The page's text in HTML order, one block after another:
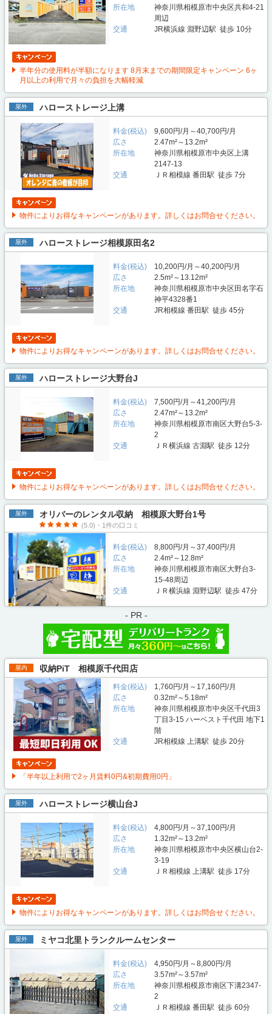
所在地
神奈川県相模原市中央区共和4-21
周辺
交通
JR横浜線 淵野辺駅 徒歩 10分
半年分の使用料が半額になります 8月末までの期間限定キャンペーン 6ヶ
月以上の利用で月々の負担を大幅軽減
屋外 ハローストレージ上溝
料金(税込)
9,600円/月～40,700円/月
広さ
2.47m²～13.2m²
所在地
神奈川県相模原市中央区上溝
2147-13
交通
ＪＲ相模線 番田駅 徒歩 7分
物件によりお得なキャンペーンがあります。詳しくはお問合せください。
屋外 ハローストレージ相模原田名2
料金(税込)
10,200円/月～40,200円/月
広さ
2.5m²～13.12m²
所在地
神奈川県相模原市中央区田名字石
神平4328番1
交通
JR相模線 番田駅 徒歩 45分
物件によりお得なキャンペーンがあります。詳しくはお問合せください。
屋外 ハローストレージ大野台J
料金(税込)
7,500円/月～41,200円/月
広さ
2.47m²～13.2m²
所在地
神奈川県相模原市南区大野台5-3-
2
交通
ＪＲ横浜線 古淵駅 徒歩 12分
物件によりお得なキャンペーンがあります。詳しくはお問合せください。
屋外 オリバーのレンタル収納 相模原大野台1号
(5.0)・1件の口コミ
料金(税込)
8,800円/月～37,400円/月
広さ
2.4m²～12.8m²
所在地
神奈川県相模原市南区大野台3-
15-48周辺
交通
ＪＲ横浜線 淵野辺駅 徒歩 47分
- PR -
屋内 収納PiT 相模原千代田店
料金(税込)
1,760円/月～17,160円/月
広さ
0.32m²～5.18m²
所在地
神奈川県相模原市中央区千代田3
丁目3-15 ハーベスト千代田 地下1
階
交通
JR相模線 上溝駅 徒歩 20分
「半年以上利用で2ヶ月賃料0円&初期費用0円」
屋外 ハローストレージ横山台J
料金(税込)
4,800円/月～37,100円/月
広さ
1.32m²～13.2m²
所在地
神奈川県相模原市中央区横山台2-
3-19
交通
ＪＲ相模線 上溝駅 徒歩 17分
物件によりお得なキャンペーンがあります。詳しくはお問合せください。
屋外 ミヤコ北里トランクルームセンター
料金(税込)
4,950円/月～8,800円/月
広さ
3.57m²～3.57m²
所在地
神奈川県相模原市南区下溝2347-
2
交通
ＪＲ相模線 番田駅 徒歩 60分